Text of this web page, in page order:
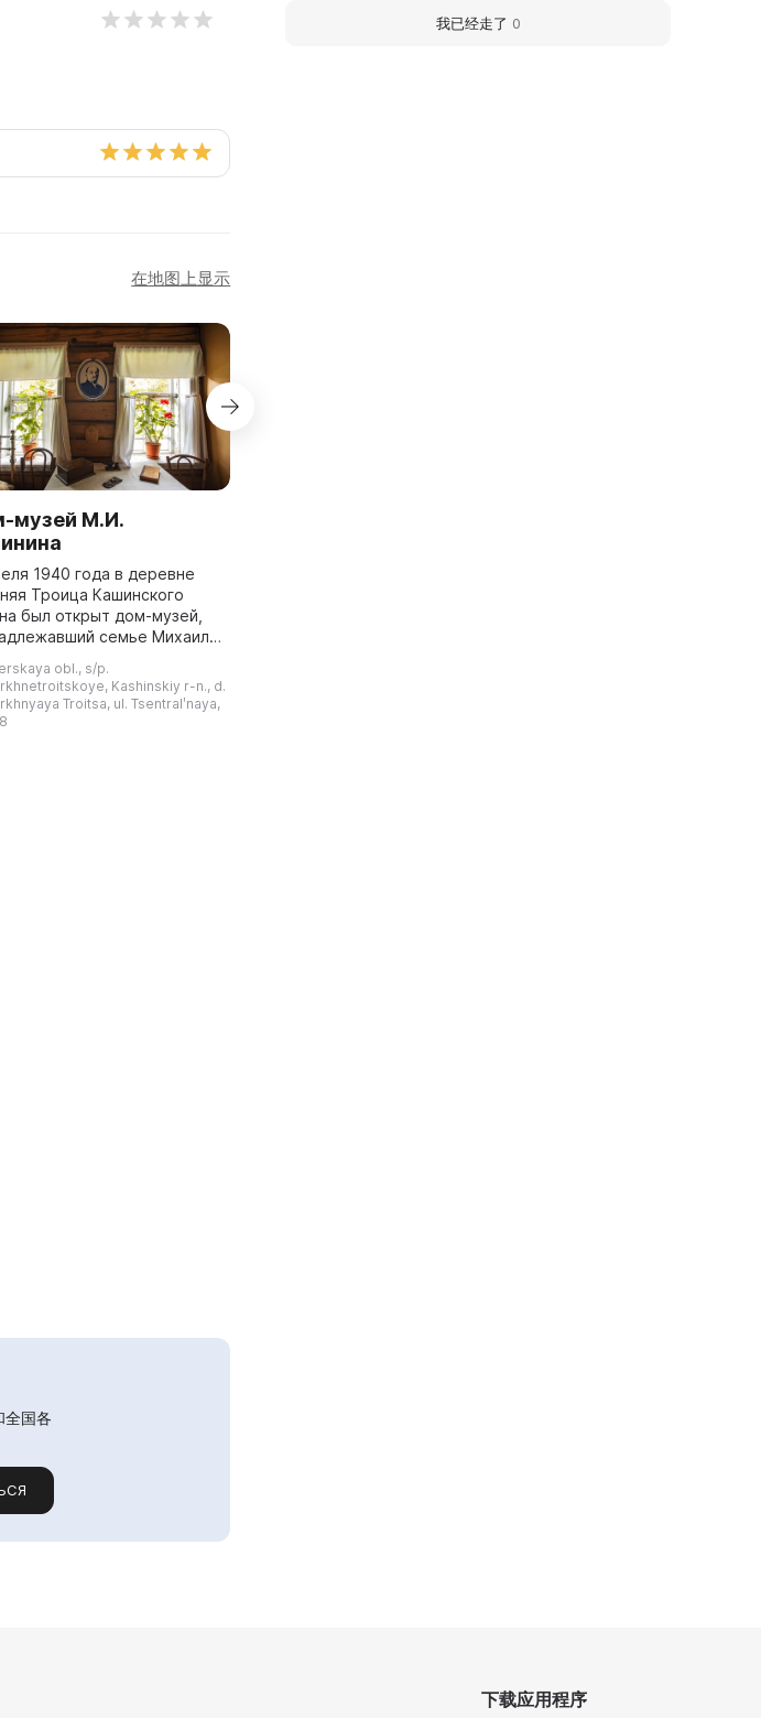
在地图上显示
музей М.И.
1940 года в деревне
Троица Кашинского
был открыт дом-музей,
семье Михаила
государственного и
партийного деятеля советско ...
obl., s/p.
Kashinskiy r-n., d.
Troitsa, ul. Tsentralʹnaya,
全国各
我已经走了 0
下载应用程序